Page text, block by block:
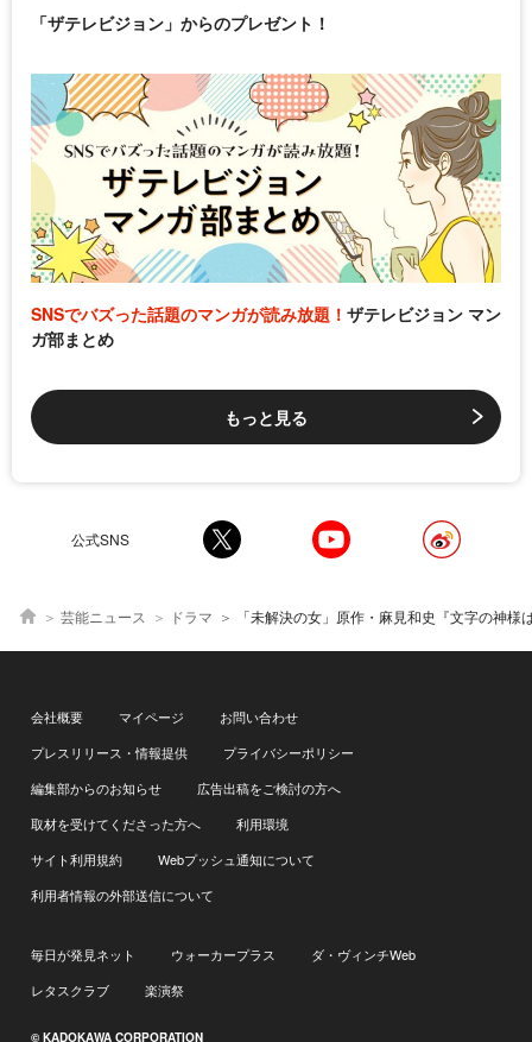
「ザテレビジョン」からのプレゼント！
SNSでバズった話題のマンガが読み放題！ ザテレビジョン マン
ガ部まとめ
もっと見る
公式SNS
芸能ニュース ドラマ 「未解決の女」原作・麻見和史『文字の神様はなかなか降りてこ
会社概要 マイページ
お問い合わせ
プレスリリース・情報提供
プライバシーポリシー
編集部からのお知らせ
広告出稿をご検討の方へ
取材を受けてくださった方へ
利用環境
サイト利用規約
Webプッシュ通知について
利用者情報の外部送信について
毎日が発見ネット ウォーカープラス
ダ・ヴィンチWeb
レタスクラブ
楽演祭
© KADOKAWA CORPORATION